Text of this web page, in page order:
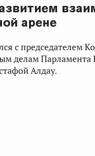
арене
с председателем
делам Парламента
Алдау.